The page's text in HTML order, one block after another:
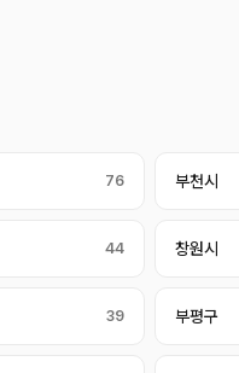
76 부천시
44 창원시
39 부평구